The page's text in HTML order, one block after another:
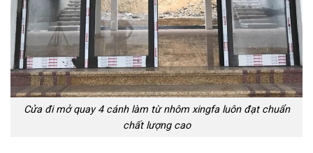
Cửa đi mở quay 4 cánh làm từ nhôm xingfa luôn đạt chuẩn
chất lượng cao